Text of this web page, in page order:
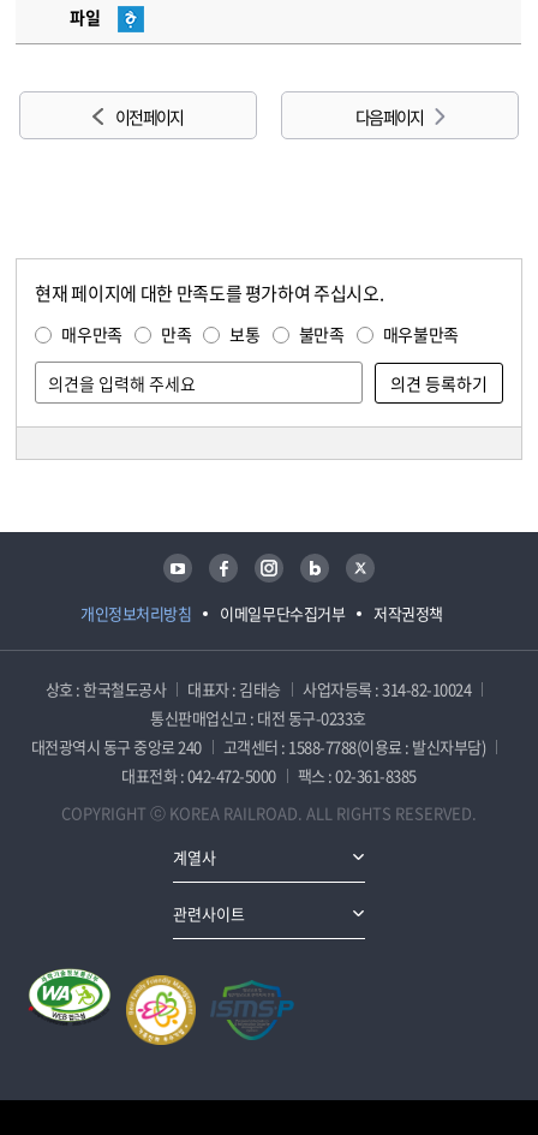
파일
이전 페이지 다음 페이지
현재 페이지에 대한 만족도를 평가하여 주십시오.
매우만족 만족 보통 불만족 매우불만족
개인정보처리방침 이메일무단수집거부 저작권정책
유튜브 페이스북 인스타그램 블로그 트위터
상호 : 한국철도공사 대표자 : 김태승
사업자등록 : 314-82-10024
통신판매업신고 : 대전 동구-0233호
대전광역시 동구 중앙로 240
고객센터 : 1588-7788(이용료 : 발신자부담)
대표전화 : 042-472-5000
팩스 : 02-361-8385
COPYRIGHT ⓒ KOREA RAILROAD. ALL RIGHTS RESERVED.
계열사
관련사이트